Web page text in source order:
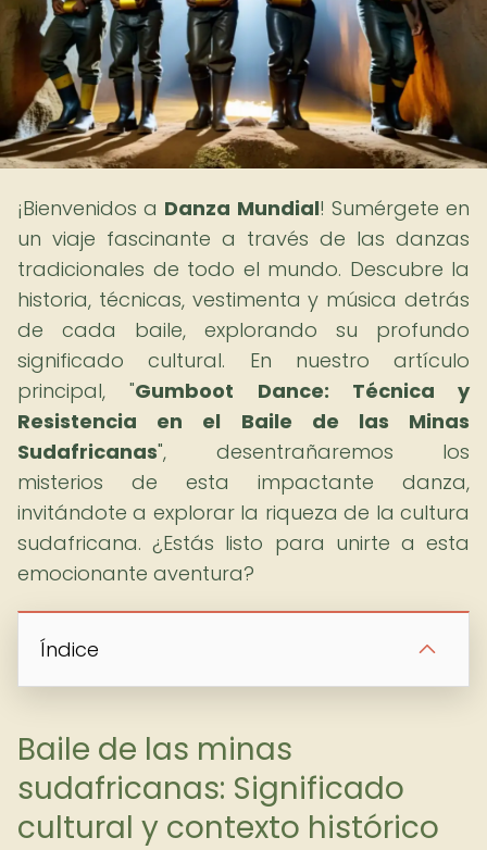
¡Bienvenidos a Danza Mundial! Sumérgete en
un viaje fascinante a través de las danzas
tradicionales de todo el mundo. Descubre la
historia, técnicas, vestimenta y música detrás
de cada baile, explorando su profundo
significado cultural. En nuestro artículo
principal, "Gumboot Dance: Técnica y
Resistencia en el Baile de las Minas
Sudafricanas", desentrañaremos los
misterios de esta impactante danza,
invitándote a explorar la riqueza de la cultura
sudafricana. ¿Estás listo para unirte a esta
emocionante aventura?
Índice
Baile de las minas
sudafricanas: Significado
cultural y contexto histórico